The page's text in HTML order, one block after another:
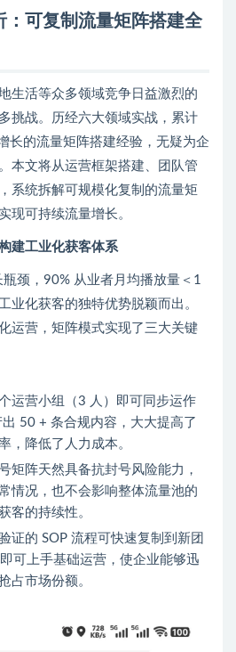
：可复制流量矩阵搭建全
生活等众多领域竞争日益激烈的
挑战。历经六大领域实战，累计
长的流量矩阵搭建经验，无疑为企
本文将从运营框架搭建、团队管
系统拆解可规模化复制的流量矩
现可持续流量增长。
建工业化获客体系
颈，90% 从业者月均播放量＜1
业化获客的独特优势脱颖而出。
运营，矩阵模式实现了三大关键
运营小组（3 人）即可同步运作
50 + 条合规内容，大大提高了
，降低了人力成本。
矩阵天然具备抗封号风险能力，
情况，也不会影响整体流量池的
客的持续性。
证的 SOP 流程可快速复制到新团
可上手基础运营，使企业能够迅
占市场份额。